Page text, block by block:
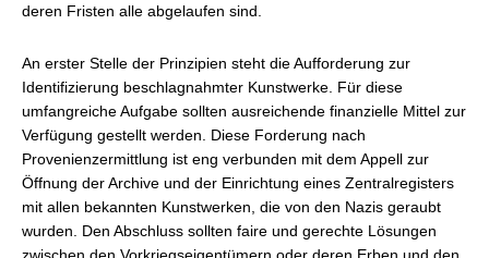
deren Fristen alle abgelaufen sind.
An erster Stelle der Prinzipien steht die Aufforderung zur
Identifizierung beschlagnahmter Kunstwerke. Für diese
umfangreiche Aufgabe sollten ausreichende finanzielle Mittel zur
Verfügung gestellt werden. Diese Forderung nach
Provenienzermittlung ist eng verbunden mit dem Appell zur
Öffnung der Archive und der Einrichtung eines Zentralregisters
mit allen bekannten Kunstwerken, die von den Nazis geraubt
wurden. Den Abschluss sollten faire und gerechte Lösungen
zwischen den Vorkriegseigentümern oder deren Erben und den